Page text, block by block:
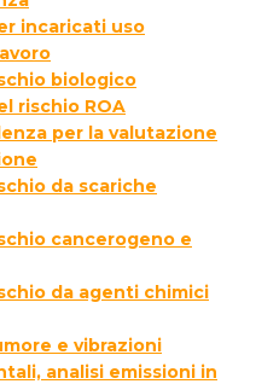
incaricati uso
biologico
rischio ROA
per la valutazione
da scariche
cancerogeno e
da agenti chimici
e vibrazioni
analisi emissioni in